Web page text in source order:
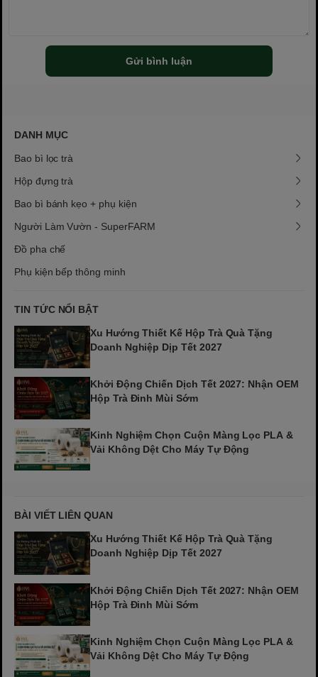
Gửi bình luận
DANH MỤC
Bao bì lọc trà
Hộp đựng trà
Bao bì bánh kẹo + phụ kiện
Người Làm Vườn - SuperFARM
Đồ pha chế
Phụ kiện bếp thông minh
TIN TỨC NỔI BẬT
Xu Hướng Thiết Kế Hộp Trà Quà Tặng
Doanh Nghiệp Dịp Tết 2027
Khởi Động Chiến Dịch Tết 2027: Nhận OEM
Hộp Trà Đinh Mùi Sớm
Kinh Nghiệm Chọn Cuộn Màng Lọc PLA &
Vải Không Dệt Cho Máy Tự Động
BÀI VIẾT LIÊN QUAN
Xu Hướng Thiết Kế Hộp Trà Quà Tặng
Doanh Nghiệp Dịp Tết 2027
Khởi Động Chiến Dịch Tết 2027: Nhận OEM
Hộp Trà Đinh Mùi Sớm
Kinh Nghiệm Chọn Cuộn Màng Lọc PLA &
Vải Không Dệt Cho Máy Tự Động